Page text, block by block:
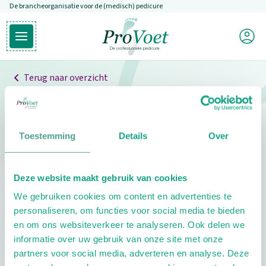
Toestemming Details Over
Deze website maakt gebruik van cookies
We gebruiken cookies om content en advertenties te
personaliseren, om functies voor social media te bieden
en om ons websiteverkeer te analyseren. Ook delen we
informatie over uw gebruik van onze site met onze
partners voor social media, adverteren en analyse. Deze
Overslaan en naar de inhoud gaan
De brancheorganisatie voor de (medisch) pedicure
Open hoofdmenu
Ga naar de homepagina
Mijn
Terug naar overzicht
Professionals
Pedicure niet gevonden
pedicure.